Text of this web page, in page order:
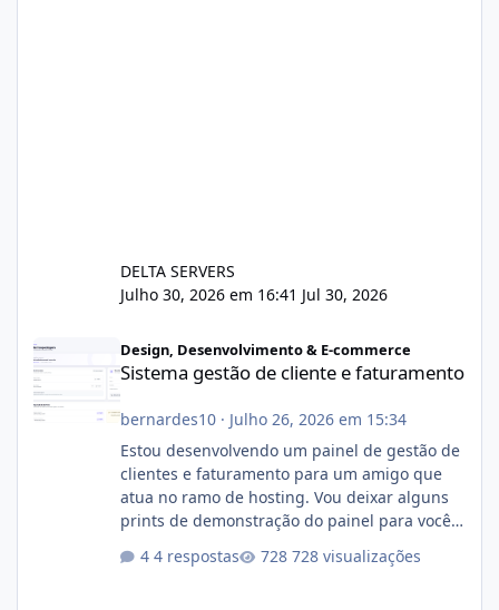
DELTA SERVERS
Julho 30, 2026 em 16:41 Jul 30, 2026
Design, Desenvolvimento & E-commerce
Sistema gestão de cliente e faturamento
bernardes10· Julho 26, 2026 em 15:34
Estou desenvolvendo um painel de gestão de
clientes e faturamento para um amigo que
atua no ramo de hosting. Vou deixar alguns
prints de demonstração do painel para vocês
com cerca de 80% concluído e conta com
4 respostas 728 visualizações